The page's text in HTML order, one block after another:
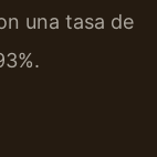
una tasa de